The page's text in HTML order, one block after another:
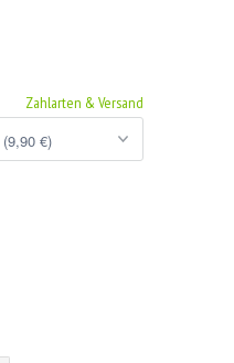
Zahlarten & Versand